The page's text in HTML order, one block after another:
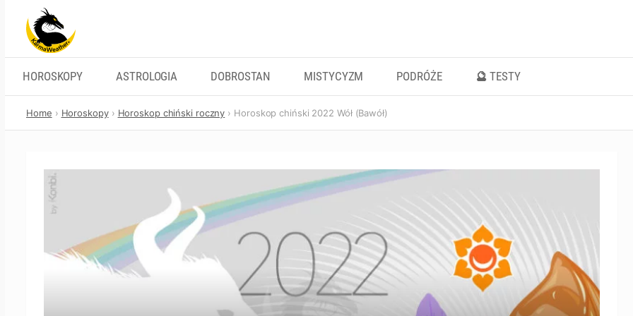
content
HOROSKOPY ASTROLOGIA DOBROSTAN MISTYCYZM PODRÓŻE 🔮 TESTY
Home Horoskopy Horoskop chiński roczny Horoskop chiński 2022 Wół (Bawół)